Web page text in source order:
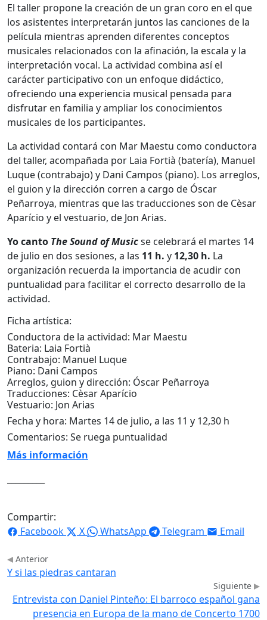
El taller propone la creación de un gran coro en el que
los asistentes interpretarán juntos las canciones de la
película mientras aprenden diferentes conceptos
musicales relacionados con la afinación, la escala y la
interpretación vocal. La actividad combina así el
carácter participativo con un enfoque didáctico,
ofreciendo una experiencia musical pensada para
disfrutar en familia y ampliar los conocimientos
musicales de los participantes.
La actividad contará con Mar Maestu como conductora
del taller, acompañada por Laia Fortià (batería), Manuel
Luque (contrabajo) y Dani Campos (piano). Los arreglos,
el guion y la dirección corren a cargo de Óscar
Peñarroya, mientras que las traducciones son de Cèsar
Aparício y el vestuario, de Jon Arias.
Yo canto The Sound of Musicse celebrará el martes 14
de julio en dos sesiones, a las 11 h. y 12,30 h. La
organización recuerda la importancia de acudir con
puntualidad para facilitar el correcto desarrollo de la
actividad.
Ficha artística:
Conductora de la actividad: Mar Maestu
Bateria: Laia Fortià
Contrabajo: Manuel Luque
Piano: Dani Campos
Arreglos, guion y dirección: Óscar Peñarroya
Traducciones: Cèsar Aparício
Vestuario: Jon Arias
Fecha y hora: Martes 14 de julio, a las 11 y 12,30 h
Comentarios: Se ruega puntualidad
Más información
Compartir:
Facebook
X WhatsApp Telegram Email
Anterior
Y si las piedras cantaran
Siguiente
Entrevista con Daniel Pinteño: El barroco español gana
presencia en Europa de la mano de Concerto 1700